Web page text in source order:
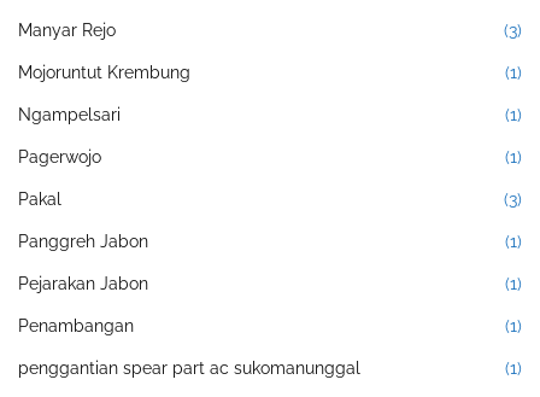
Manyar Rejo (3)
Mojoruntut Krembung (1)
Ngampelsari (1)
Pagerwojo (1)
Pakal (3)
Panggreh Jabon (1)
Pejarakan Jabon (1)
Penambangan (1)
penggantian spear part ac sukomanunggal (1)